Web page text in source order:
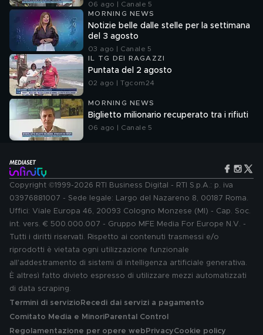
06 ago | Canale 5
MORNING NEWS
Notizie belle dalle stelle per la settimana
del 3 agosto
03 ago | Canale 5
IL TG DEI RAGAZZI
Puntata del 2 agosto
02 ago | Tgcom24
MORNING NEWS
Biglietto milionario recuperato tra i rifiuti
06 ago | Canale 5
Copyright ©1999-2026 RTI Business Digital - RTI S.p.A.: p. iva
03976881007 - Sede legale: Largo del Nazareno 8, 00187 Roma.
Uffici: Viale Europa 46, 20093 Cologno Monzese (MI) - Cap. Soc.
int. vers. € 500.000.007 - Gruppo MFE Media For Europe N.V. -
Tutti i diritti riservati. Rispetto ai contenuti trasmessi e/o
riprodotti è vietata ogni utilizzazione funzionale
all'addestramento di sistemi di intelligenza artificiale generativa.
È altresì fatto divieto espresso di utilizzare mezzi automatizzati
di data scraping.
Termini di servizio Recedi dai servizi a pagamento
Comitato Media e MinoriParental Control
Regolamentazione per opere web PrivacyCookie policy